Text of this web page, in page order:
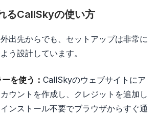
るCallSkyの使い方
出先からでも、セットアップは非常に
う設計しています。
を使う： CallSkyのウェブサイトにア
ウントを作成し、クレジットを追加し
ンストール不要でブラウザからすぐ通